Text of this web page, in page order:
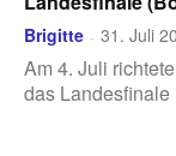
Brigitte - 31. Juli
Am 4. Juli
das Landesfinale